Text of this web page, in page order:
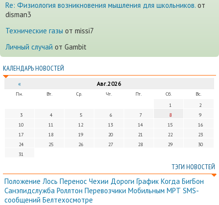
Re: Физиология возникновения мышления для школьников. от
disman3
Технические газы от missi7
Личный случай от Gambit
КАЛЕНДАРЬ НОВОСТЕЙ
« Авг.2026
Пн. Вт. Ср. Чт. Пт. Сб.
Вс.
1
2
3
4 5 6 7 8
9
10
11 12 13 14 15
16
17
18 19 20 21 22
23
24
25 26 27 28 29
30
31
ТЭГИ НОВОСТЕЙ
Положение Лось Перенос Чехии Дороги График Когда БигБон
Санэпидслужба Роллтон Перевозчики Мобильным МРТ SMS-
сообщений Белтехосмотре